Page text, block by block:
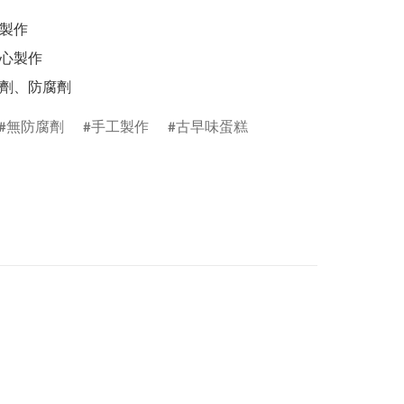
、防腐劑
無防腐劑 手工製作 古早味蛋糕